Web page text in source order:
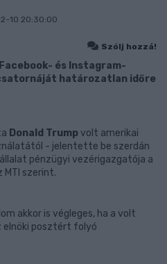
10 20:30:00
Szólj hozzá!
és Instagram-
határozatlan időre
Donald Trumpvolt amerikai
- jelentette be szerdán
pénzügyi vezérigazgatója a
MTI szerint.
akkor is végleges, ha a volt
elnöki posztért folyó